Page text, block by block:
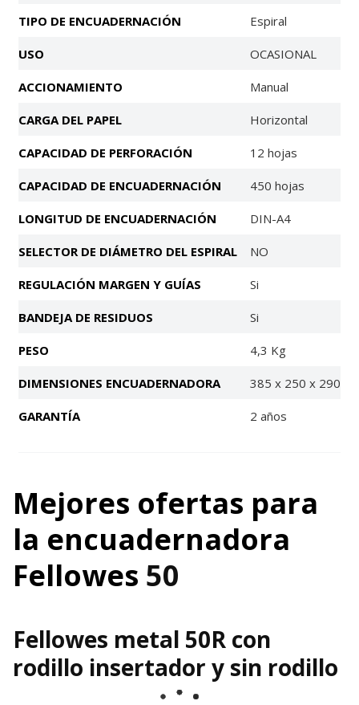
TIPO DE ENCUADERNACIÓN Espiral
USO OCASIONAL
ACCIONAMIENTO Manual
CARGA DEL PAPEL Horizontal
CAPACIDAD DE PERFORACIÓN 12 hojas
CAPACIDAD DE ENCUADERNACIÓN 450 hojas
LONGITUD DE ENCUADERNACIÓN DIN-A4
SELECTOR DE DIÁMETRO DEL ESPIRAL NO
REGULACIÓN MARGEN Y GUÍAS Si
BANDEJA DE RESIDUOS Si
PESO 4,3 Kg
DIMENSIONES ENCUADERNADORA 385 x 250 x 290
GARANTÍA 2 años
Mejores ofertas para
la encuadernadora
Fellowes 50
Fellowes metal 50R con
rodillo insertador y sin rodillo